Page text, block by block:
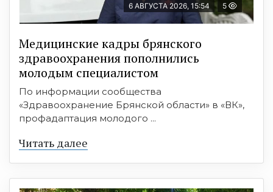
6 АВГУСТА 2026, 15:54 5
Медицинские кадры брянского
здравоохранения пополнились
молодым специалистом
По информации сообщества
«Здравоохранение Брянской области» в «ВК»,
профадаптация молодого ...
Читать далее